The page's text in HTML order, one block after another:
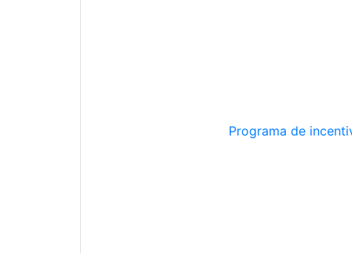
Programa de